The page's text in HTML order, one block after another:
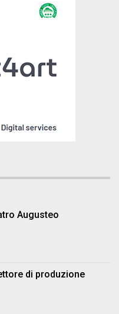
Augusteo
di produzione